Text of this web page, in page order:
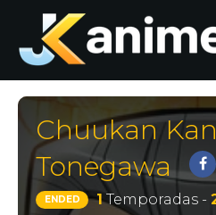
Chuukan
Tonegawa
ENDED 1Temporadas -